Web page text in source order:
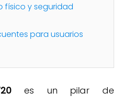
físico y seguridad
para usuarios
es un pilar de